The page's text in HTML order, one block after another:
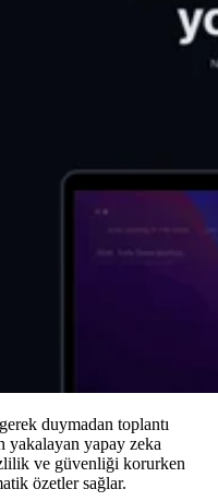
duymadan toplantı
yakalayan yapay zeka
ve güvenliği korurken
özetler sağlar.